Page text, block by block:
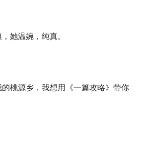
她温婉，纯真。
桃源乡，我想用《一篇攻略》带你